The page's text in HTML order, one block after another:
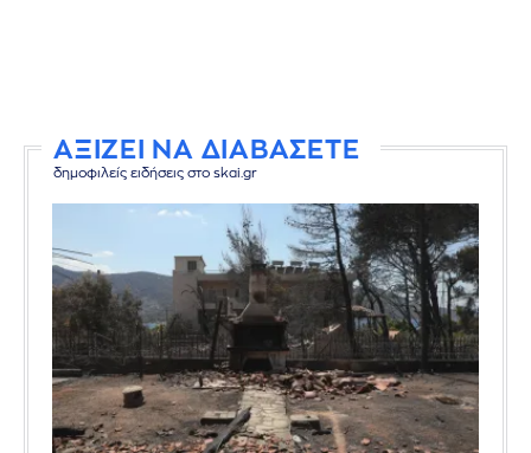
ΑΞΙΖΕΙ ΝΑ ΔΙΑΒΑΣΕΤΕ
δημοφιλείς ειδήσεις στο skai.gr